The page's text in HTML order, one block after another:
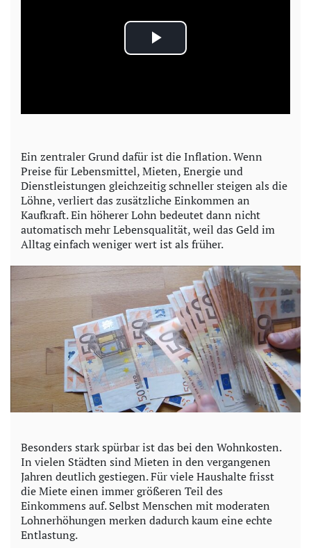
P
a
y
V
i
d
e
o
Ein zentraler Grund dafür ist die Inflation. Wenn
Preise für Lebensmittel, Mieten, Energie und
Dienstleistungen gleichzeitig schneller steigen als die
Löhne, verliert das zusätzliche Einkommen an
Kaufkraft. Ein höherer Lohn bedeutet dann nicht
automatisch mehr Lebensqualität, weil das Geld im
Alltag einfach weniger wert ist als früher.
Besonders stark spürbar ist das bei den Wohnkosten.
In vielen Städten sind Mieten in den vergangenen
Jahren deutlich gestiegen. Für viele Haushalte frisst
die Miete einen immer größeren Teil des
Einkommens auf. Selbst Menschen mit moderaten
Lohnerhöhungen merken dadurch kaum eine echte
Entlastung.